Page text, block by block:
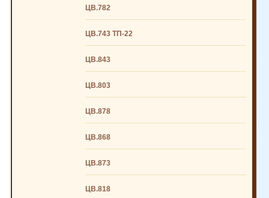
ЦВ.782
ЦВ.743 ТП-22
ЦВ.843
ЦВ.803
ЦВ.878
ЦВ.868
ЦВ.873
ЦВ.818